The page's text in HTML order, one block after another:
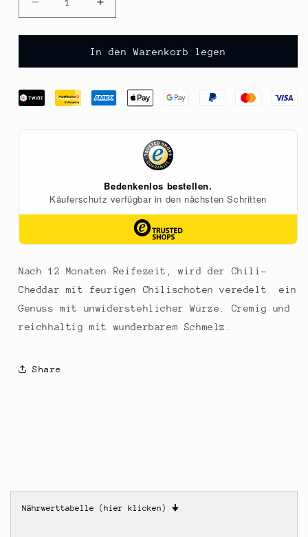
Verringere
die
Menge
Red
Devils
Dance
BIO,
Erhöhe
die
Menge
für
Red
Devils
Dance
Cheddar
Hartkäse,
Godminster,
BIO,
In den Warenkorb legen
Nach 12 Monaten Reifezeit, wird der Chili-
Cheddar mit feurigen Chilischoten veredelt  ein
Genuss mit unwiderstehlicher Würze. Cremig und
reichhaltig mit wunderbarem Schmelz.
Share
Nährwerttabelle (hier klicken) 🠋